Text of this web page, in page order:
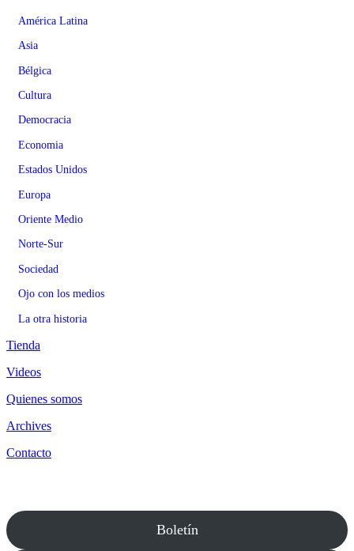
América Latina
Asia
Bélgica
Cultura
Democracia
Economia
Estados Unidos
Europa
Oriente Medio
Norte-Sur
Sociedad
Ojo con los medios
La otra historia
Tienda
Videos
Quienes somos
Archives
Contacto
Boletín